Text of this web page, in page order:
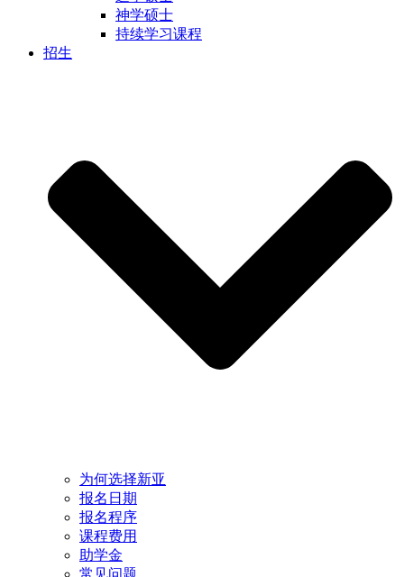
神学硕士
持续学习课程
招生
为何选择新亚
报名日期
报名程序
课程费用
助学金